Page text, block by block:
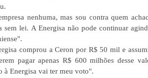
nenhuma, mas sou contra quem
sem lei. A Energisa não pode continuar
comprou a Ceron por R$ 50 mil e
pagar apenas R$ 600 milhões desse
à Energisa vai ter meu voto".